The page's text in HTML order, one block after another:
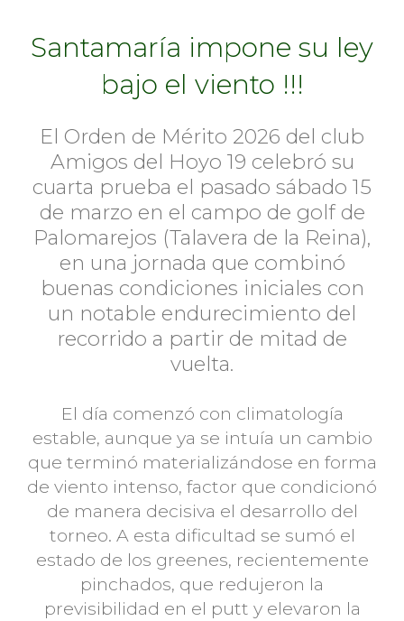
Santamaría impone su ley
bajo el viento !!!
El Orden de Mérito 2026 del club
Amigos del Hoyo 19 celebró su
cuarta prueba el pasado sábado 15
de marzo en el campo de golf de
Palomarejos (Talavera de la Reina),
en una jornada que combinó
buenas condiciones iniciales con
un notable endurecimiento del
recorrido a partir de mitad de
vuelta.
El día comenzó con climatología
estable, aunque ya se intuía un cambio
que terminó materializándose en forma
de viento intenso, factor que condicionó
de manera decisiva el desarrollo del
torneo. A esta dificultad se sumó el
estado de los greenes, recientemente
pinchados, que redujeron la
previsibilidad en el putt y elevaron la